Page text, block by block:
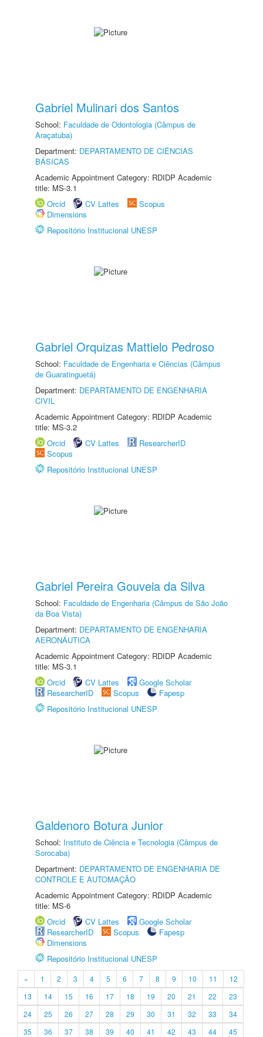
Gabriel Mulinari dos Santos
School: Faculdade de Odontologia (Câmpus de
Araçatuba)
Department: DEPARTAMENTO DE CIÊNCIAS
BÁSICAS
Academic Appointment Category: RDIDP Academic
title: MS-3.1
Orcid
CV Lattes
Scopus
Dimensions
Repositório Institucional UNESP
Gabriel Orquizas Mattielo Pedroso
School: Faculdade de Engenharia e Ciências (Câmpus
de Guaratinguetá)
Department: DEPARTAMENTO DE ENGENHARIA
CIVIL
Academic Appointment Category: RDIDP Academic
title: MS-3.2
Orcid
CV Lattes
ResearcherID
Scopus
Repositório Institucional UNESP
Gabriel Pereira Gouveia da Silva
School: Faculdade de Engenharia (Câmpus de São João
da Boa Vista)
Department: DEPARTAMENTO DE ENGENHARIA
AERONÁUTICA
Academic Appointment Category: RDIDP Academic
title: MS-3.1
Orcid
CV Lattes
Google Scholar
ResearcherID
Scopus
Fapesp
Repositório Institucional UNESP
Galdenoro Botura Junior
School: Instituto de Ciência e Tecnologia (Câmpus de
Sorocaba)
Department: DEPARTAMENTO DE ENGENHARIA DE
CONTROLE E AUTOMAÇÃO
Academic Appointment Category: RDIDP Academic
title: MS-6
Orcid
CV Lattes
Google Scholar
ResearcherID
Scopus
Fapesp
Dimensions
Repositório Institucional UNESP
« 1 2 3 4 5 6 7 8 9 10 11
12
13
14 15 16 17 18 19 20 21 22
23
24
25 26 27 28 29 30 31 32 33
34
35
36 37 38 39 40 41 42 43 44
45